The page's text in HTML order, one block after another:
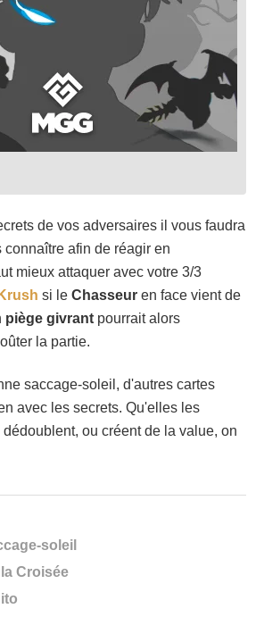
de vos adversaires il vous faudra
connaître afin de réagir en
mieux attaquer avec votre 3/3
si le Chasseur en face vient de
piège givrant pourrait alors
la partie.
saccage-soleil, d'autres cartes
avec les secrets. Qu'elles les
ou créent de la value, on
soleil
Croisée